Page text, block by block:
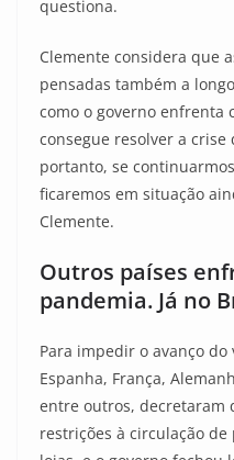
questiona.
Clemente considera que
pensadas também a
como o governo enfrenta
consegue resolver a crise
portanto, se
ficaremos em situação
Clemente.
Outros países
pandemia. Já no
Para impedir o avanço
Espanha, França,
entre outros, decretaram
restrições à circulação